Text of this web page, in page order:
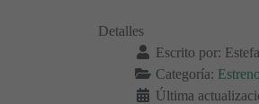
Detalles
Escrito por:
Categoría:
Última